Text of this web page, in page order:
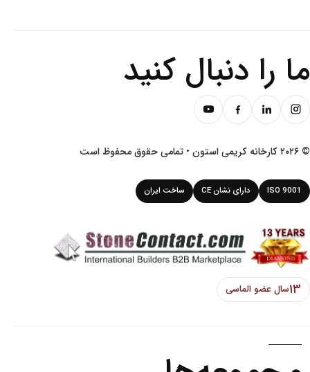
را دنبال کنید
محفوظ است
ISO 9001 دارای نشان CE ساخت ایران
۱۳سال عضو الماسی